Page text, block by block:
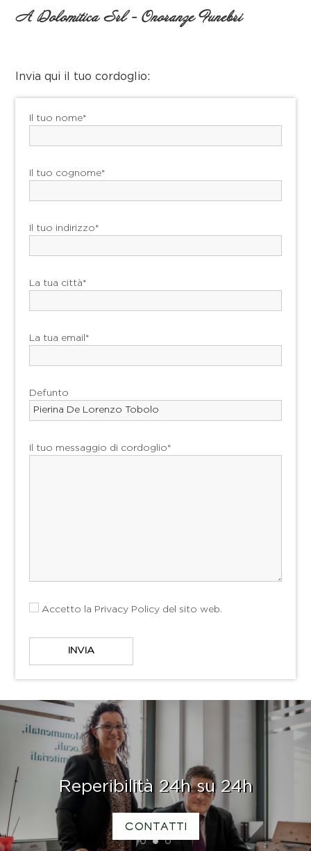
A Dolomitica Srl - Onoranze Funebri
Invia qui il tuo cordoglio:
Il tuo nome*
Il tuo cognome*
Il tuo indirizzo*
La tua città*
La tua email*
Defunto
Il tuo messaggio di cordoglio*
Accetto la Privacy Policy del sito web.
1 2 3
Reperibilità 24h su 24h
CONTATTI